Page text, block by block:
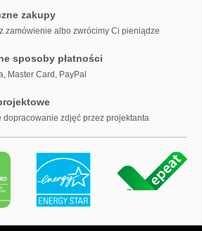
zakupy
zamówienie albo zwrócimy Ci pieniądze
sposoby płatności
Master Card, PayPal
dopracowanie zdjęć przez projektanta